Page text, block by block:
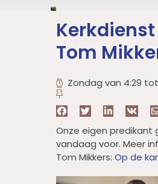
Tom
Zondag van 4:29
Onze eigen predikant
vandaag voor. Meer
Tom Mikkers: Op de